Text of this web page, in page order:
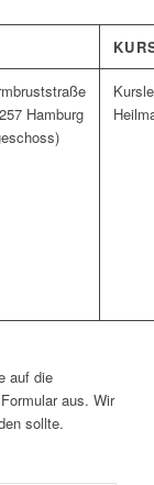
Hamburg
auf die
aus. Wir
sollte.